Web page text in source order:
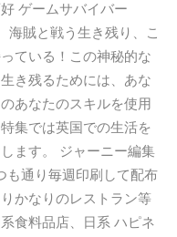
ゲームサバイバー
海賊と戦う生き残り、こ
ている！この神秘的な
き残るためには、あな
あなたのスキルを使用
集では英国での生活を
ます。 ジャーニー編集
も通り毎週印刷して配布
かなりのレストラン等
食料品店、日系 ハピネ